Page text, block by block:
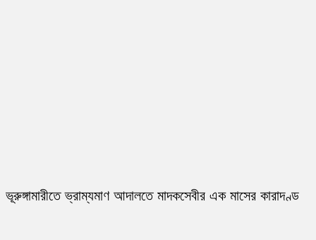
ভূরুঙ্গামারীতে ভ্রাম্যমাণ আদালতে মাদকসেবীর এক মাসের কারাদণ্ড